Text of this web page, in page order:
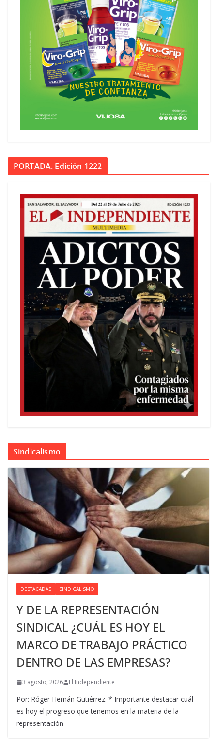
PORTADA. Edición 1222
Sindicalismo
DESTACADAS SINDICALISMO
Y DE LA REPRESENTACIÓN
SINDICAL ¿CUÁL ES HOY EL
MARCO DE TRABAJO PRÁCTICO
DENTRO DE LAS EMPRESAS?
3 agosto, 2026 El Independiente
Por: Róger Hernán Gutiérrez. * Importante destacar cuál
es hoy el progreso que tenemos en la materia de la
representación